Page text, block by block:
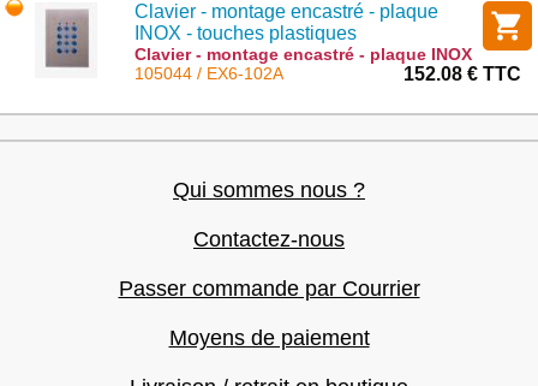
Clavier - montage encastré - plaque
INOX - touches plastiques
rétroéclairées - 2 relais - bus RS-485 -
1000 codes
Clavier - montage encastré - plaque INOX
- touches plastiques rétroéclairées - 2
102A
105044 / EX6-102A 152.08 € TTC
Qui sommes nous ?
Contactez-nous
Passer commande par Courrier
Moyens de paiement